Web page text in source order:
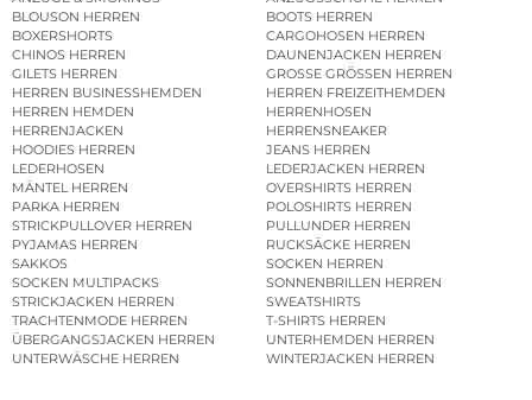
BLOUSON HERREN
BOOTS HERREN
BOXERSHORTS
CARGOHOSEN HERREN
CHINOS HERREN
DAUNENJACKEN HERREN
GILETS HERREN
GROSSE GRÖSSEN HERREN
HERREN BUSINESSHEMDEN
HERREN FREIZEITHEMDEN
HERREN HEMDEN
HERRENHOSEN
HERRENJACKEN
HERRENSNEAKER
HOODIES HERREN
JEANS HERREN
LEDERHOSEN
LEDERJACKEN HERREN
MÄNTEL HERREN
OVERSHIRTS HERREN
PARKA HERREN
POLOSHIRTS HERREN
STRICKPULLOVER HERREN
PULLUNDER HERREN
PYJAMAS HERREN
RUCKSÄCKE HERREN
SAKKOS
SOCKEN HERREN
SOCKEN MULTIPACKS
SONNENBRILLEN HERREN
STRICKJACKEN HERREN
SWEATSHIRTS
TRACHTENMODE HERREN
T-SHIRTS HERREN
ÜBERGANGSJACKEN HERREN
UNTERHEMDEN HERREN
UNTERWÄSCHE HERREN
WINTERJACKEN HERREN